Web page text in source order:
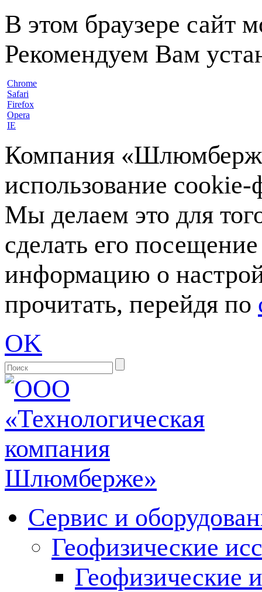
В этом браузере сайт
Рекомендуем Вам
Chrome
Safari
Firefox
Opera
IE
Компания
использование
Мы делаем это для
сделать его
информацию о
прочитать, перейдя по
OK
Сервис и
Геофизические
Геофизические